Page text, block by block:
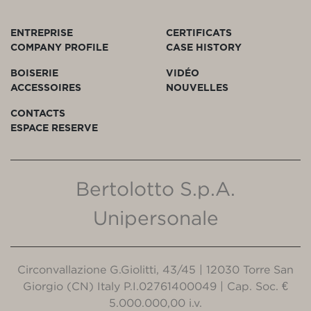
ENTREPRISE
COMPANY PROFILE
CERTIFICATS
CASE HISTORY
BOISERIE
ACCESSOIRES
VIDÉO
NOUVELLES
CONTACTS
ESPACE RESERVE
Bertolotto S.p.A.
Unipersonale
Circonvallazione G.Giolitti, 43/45 | 12030 Torre San
Giorgio (CN) Italy P.I.02761400049 | Cap. Soc. €
5.000.000,00 i.v.